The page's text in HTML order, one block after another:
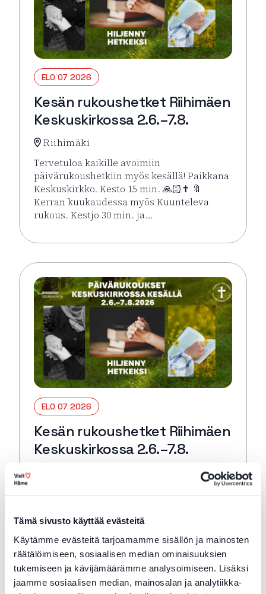
Tämä sivusto käyttää evästeitä
Käytämme evästeitä tarjoamamme sisällön ja mainosten
räätälöimiseen, sosiaalisen median ominaisuuksien
tukemiseen ja kävijämäärämme analysoimiseen. Lisäksi
jaamme sosiaalisen median, mainosalan ja analytiikka-
ELO 07 2026
Kesän rukoushetket Riihimäen
Keskuskirkossa 2.6.–7.8.
Riihimäki
Tervetuloa kaikille avoimiin
päivärukoushetkiin myös kesällä! Paikkana
Keskuskirkko. Kesto 15 min. 🙏🏻✝️ 🔖
Kerran kuukaudessa myös Kuunteleva
rukous. Kestjo 30 min. ja…
Lue lisää tapahtumasta Kesän rukoushetket
ELO 07 2026
Kesän rukoushetket Riihimäen
Keskuskirkossa 2.6.–7.8.
Tervetuloa kaikille avoimiin
Keskuskirkko. Kesto 15 min. 🙏🏻✝️ 🔖
rukous. Kestjo 30 min. ja…
Lue lisää tapahtumasta Kesän rukoushetket